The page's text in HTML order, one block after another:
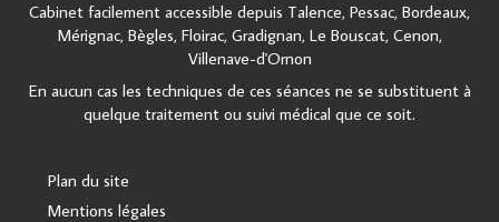
Cabinet facilement accessible depuis Talence, Pessac, Bordeaux,
Mérignac, Bègles, Floirac, Gradignan, Le Bouscat, Cenon,
Villenave-d'Ornon
En aucun cas les techniques de ces séances ne se substituent à
quelque traitement ou suivi médical que ce soit.
Plan du site
Mentions légales